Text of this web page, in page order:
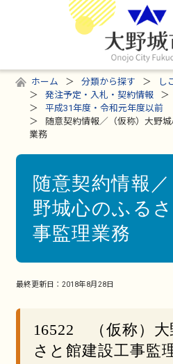
ホーム 分類から探す し
発注予定・入札・契約情報
平成31年度・令和元年度以前
随意契約情報／（仮称）大野
業務
随意契約情報
野城心のふる
事監理業務
最終更新日： 2018年8月28日
16522 （仮称）大
さと館建設工事監